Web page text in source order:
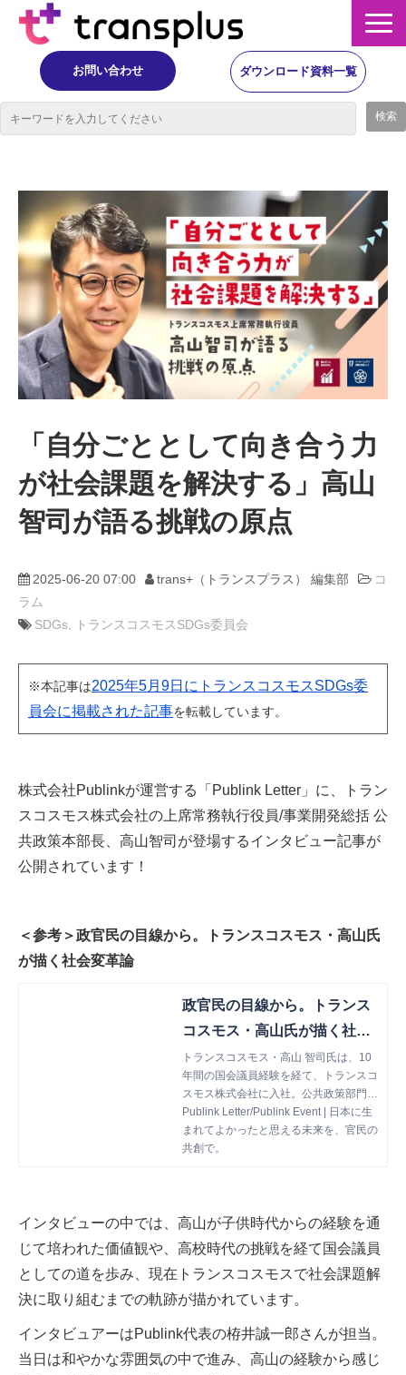
お問い合わせ ダウンロード資料一覧
イベント・レポート
ニュース
コラム
事例
動画
trans-DXプロデューサー
「自分ごととして向き合う力
が社会課題を解決する」高山
智司が語る挑戦の原点
2025-06-20 07:00 trans+（トランスプラス） 編集部
コ
ラム
SDGs
トランスコスモスSDGs委員会
※本記事は2025年5月9日にトランスコスモスSDGs委
員会に掲載された記事を転載しています。
株式会社Publinkが運営する「Publink Letter」に、トラン
スコスモス株式会社の上席常務執行役員/事業開発総括 公
共政策本部長、高山智司が登場するインタビュー記事が
公開されています！
＜参考＞政官民の目線から。トランスコスモス・高山氏
が描く社会変革論
政官民の目線から。トランス
コスモス・高山氏が描く社会
変革論｜Publink Letter / Pub
link Event
トランスコスモス・高山 智司氏は、10
年間の国会議員経験を経て、トランスコ
スモス株式会社に入社。公共政策部門を
立ち上げ、官民連携による社会課題解決
に挑み続けている。いじめ相談のSNS
化、GIGAスクール構想の推進、医療DX
官民の想いをつなぎ続ける栫井（かこ
い）が、高山氏の想いや行動を言語化
し、まだ見ぬ未来の共創パートナーへ届
けるーー。本記事は、そういった試みで
ある
Publink Letter/Publink Event | 日本に生
まれてよかったと思える未来を、官民の
共創で。
インタビューの中では、高山が子供時代からの経験を通
じて培われた価値観や、高校時代の挑戦を経て国会議員
としての道を歩み、現在トランスコスモスで社会課題解
決に取り組むまでの軌跡が描かれています。
インタビュアーはPublink代表の栫井誠一郎さんが担当。
当日は和やかな雰囲気の中で進み、高山の経験から感じ